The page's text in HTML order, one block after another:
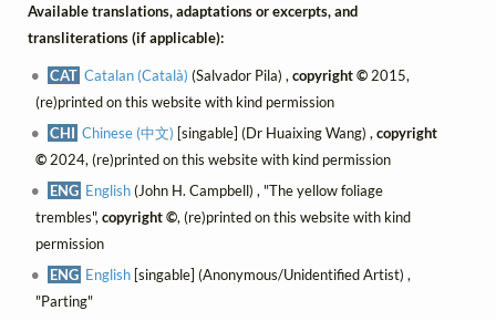
Available translations, adaptations or excerpts, and
transliterations (if applicable):
CAT Catalan (Català) (Salvador Pila) ,copyright © 2015,
(re)printed on this website with kind permission
CHI Chinese (中文) [singable] (Dr Huaixing Wang) ,copyright
©2024, (re)printed on this website with kind permission
ENG English(John H. Campbell) , "The yellow foliage
trembles", copyright ©, (re)printed on this website with kind
permission
ENG English [singable] (Anonymous/Unidentified Artist) ,
"Parting"